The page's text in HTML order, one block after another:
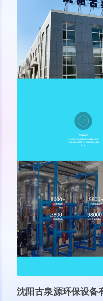
沃尔特斯（沈阳）精